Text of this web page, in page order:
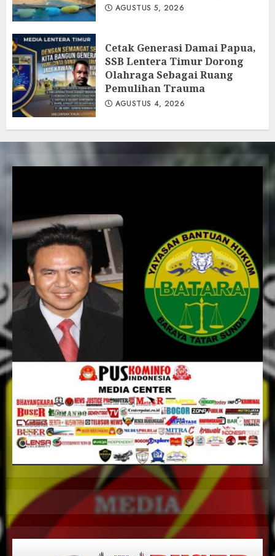
AGUSTUS 5, 2026
Cetak Generasi Damai Papua,
SSB Lentera Timur Dorong
Olahraga Sebagai Ruang
Pemulihan Trauma
AGUSTUS 4, 2026